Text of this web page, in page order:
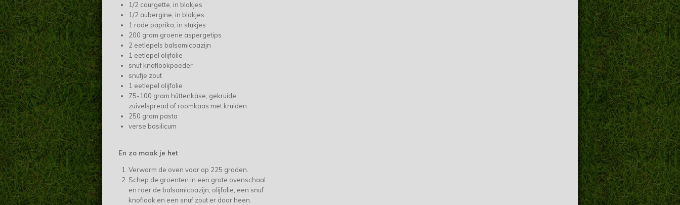
1/2 courgette, in blokjes
1/2 aubergine, in blokjes
1 rode paprika, in stukjes
200 gram groene aspergetips
2 eetlepels balsamicoazijn
1 eetlepel olijfolie
snuf knoflookpoeder
snufje zout
1 eetlepel olijfolie
75-100 gram hüttenkäse, gekruide
zuivelspread of roomkaas met kruiden
250 gram pasta
verse basilicum
En zo maak je het
Verwarm de oven voor op 225 graden.
Schep de groenten in een grote ovenschaal
en roer de balsamicoazijn, olijfolie, een snuf
knoflook en een snuf zout er door heen.